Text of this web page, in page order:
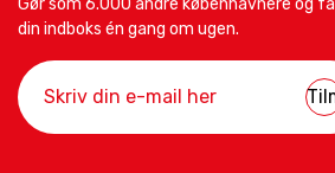
din indboks én gang om ugen.